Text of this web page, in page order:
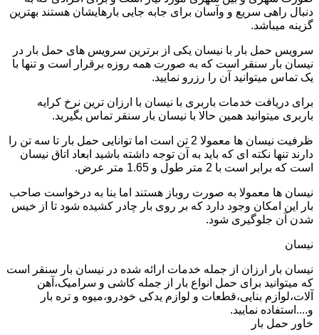
دنبال راهی سریع و وآسان برای جابه جایی بارهایشان هستند بهترین
گزینه میباشد.
سرویس حمل بار با نیسان یکی از برترین سرویس های حمل بار در
نیسان بار سنقر است که به صورت همه روزه برقرار است و تنها با
یک تماس میتوانید آن را رزرو نمایید.
برای دریافت خدمات باربری با نیسان با ارزان ترین نرخ کرایه
باربری میتوانید همین حالا با نیسان بار سنقر تماس بگیرید.
ظرفیت نیسان ها معمولا 2 تن است اما توانایی حمل بار تا سه تن را
دارند تنها نکته ای که باید به آن توجه داشته باشید ابعاد اتاق نیسان
است که برابر است با 2 متر طول و 1.65 متر عرض.
نیسان ها معمولا به صورت روباز هستند اما بنا به درخواست صاحب
بار این امکان وجود دارد که بر روی بار چادر کشیده شود تا از خیس
شدن آن جلوگیری شود.
نیسان
نیسان بار ارزان از جمله خدمات ارائه شده در نیسان بار سنقر است
که میتوانید برای حمل انواع بار از جمله کاشی و سرامیک،آهن
آلات،لوازم بنایی،قطعات و لوازم یدکی خودرو،میوه و تره بار
و....استفاده نمایید.
خاور حمل بار